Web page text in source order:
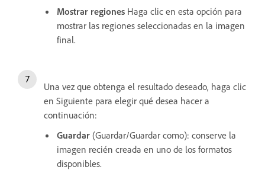
Mostrar regiones Haga clic en esta opción para
mostrar las regiones seleccionadas en la imagen
final.
Una vez que obtenga el resultado deseado, haga clic
en Siguiente para elegir qué desea hacer a
continuación:
Guardar (Guardar/Guardar como): conserve la
imagen recién creada en uno de los formatos
disponibles.